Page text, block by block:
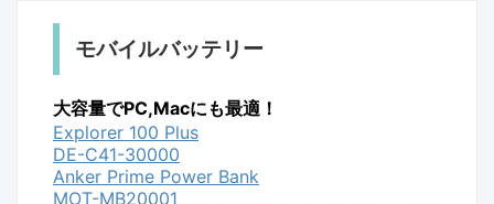
モバイルバッテリー
大容量でPC,Macにも最適！
Explorer 100 Plus
DE-C41-30000
Anker Prime Power Bank
MOT-MB20001